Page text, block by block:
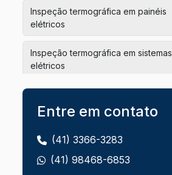
Inspeção termográfica em painéis
elétricos
Inspeção termográfica em sistemas
elétricos
de falhas
Instaladora elétrica e hidráulica
Entre em contato
(41) 3366-3283
(41) 98468-6853